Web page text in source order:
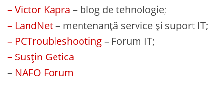
– Victor Kapra – blog de tehnologie;
– LandNet– mentenanță service și suport IT;
– PCTroubleshooting– Forum IT;
– Susțin Getica
– NAFO Forum